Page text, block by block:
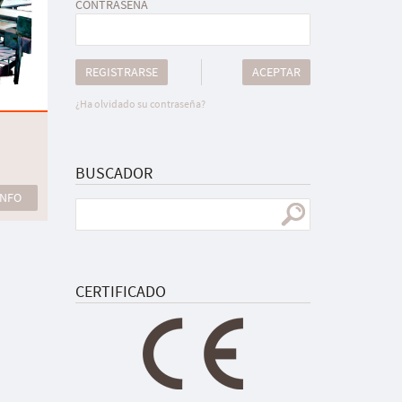
CONTRASEÑA
ACEPTAR
REGISTRARSE
¿Ha olvidado su contraseña?
BUSCADOR
CERTIFICADO